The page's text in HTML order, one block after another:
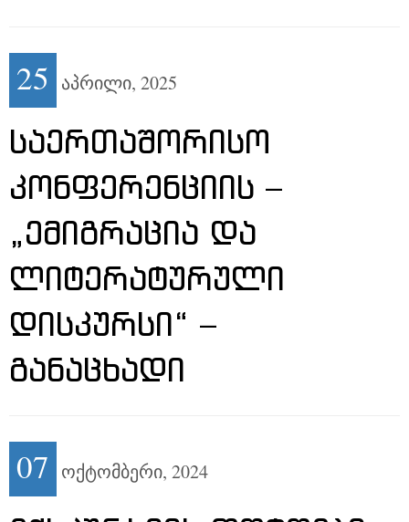
25 აპრილი, 2025
ᲡᲐᲔᲠᲗᲐᲨᲝᲠᲘᲡᲝ
ᲙᲝᲜᲤᲔᲠᲔᲜᲪᲘᲘᲡ –
„ᲔᲛᲘᲒᲠᲐᲪᲘᲐ ᲓᲐ
ᲚᲘᲢᲔᲠᲐᲢᲣᲠᲣᲚᲘ
ᲓᲘᲡᲙᲣᲠᲡᲘ“ –
ᲒᲐᲜᲐᲪᲮᲐᲓᲘ
07 ოქტომბერი, 2024